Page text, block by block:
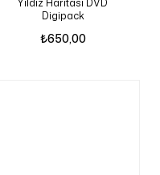
Yildiz Haritasi DVD
Digipack
₺650,00